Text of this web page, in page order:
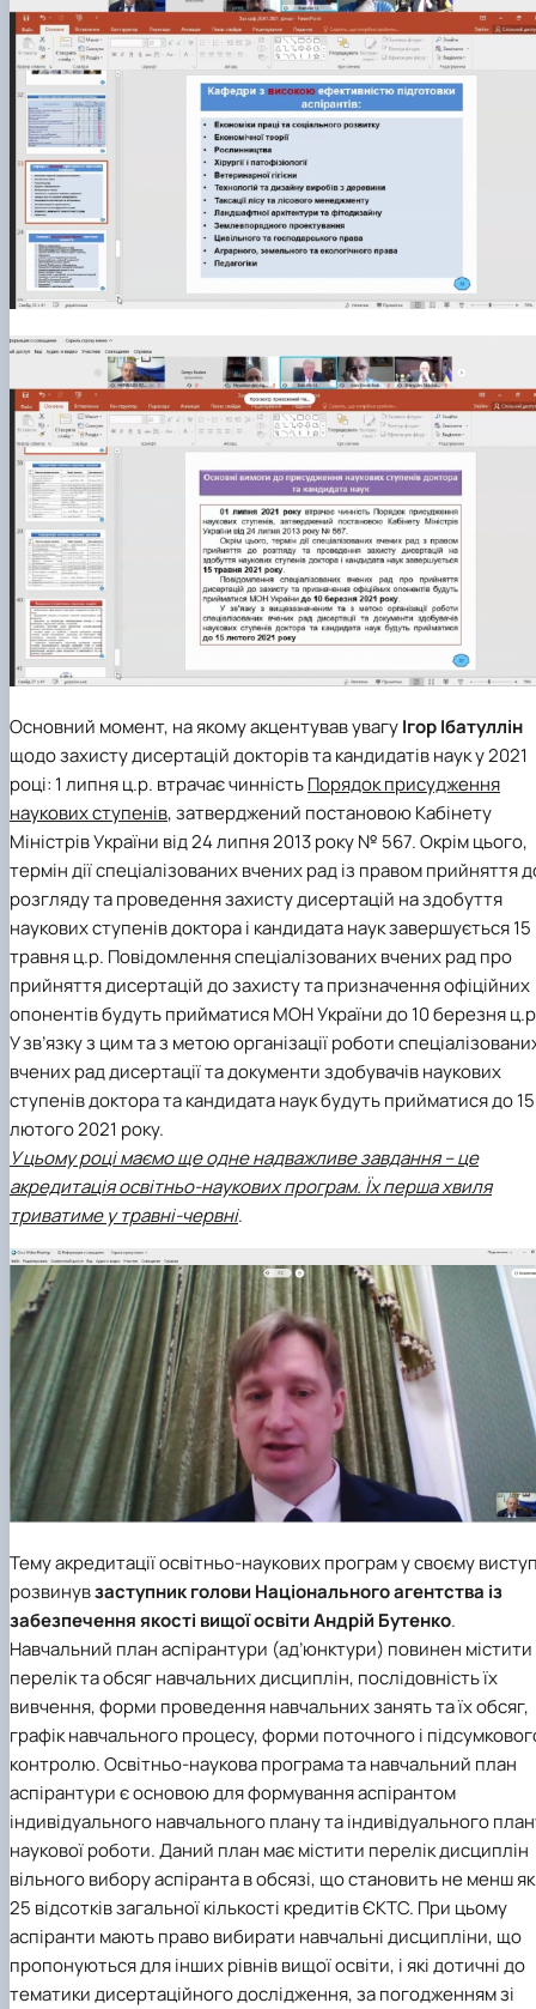
Основний момент, на якому акцентував увагуІгор Ібатуллін
щодо захисту дисертацій докторів та кандидатів наук у 2021
році: 1 липня ц.р. втрачає чинністьПорядок присудження
наукових ступенів, затверджений постановою Кабінету
Міністрів України від 24 липня 2013 року № 567. Окрім цього,
термін дії спеціалізованих вчених рад із правом прийняття
розгляду та проведення захисту дисертацій на здобуття
наукових ступенів доктора і кандидата наук завершується 15
травня ц.р. Повідомлення спеціалізованих вчених рад про
прийняття дисертацій до захисту та призначення офіційних
опонентів будуть прийматися МОН України до 10 березня
У зв’язку з цим та з метою організації роботи
вчених рад дисертації та документи здобувачів наукових
ступенів доктора та кандидата наук будуть прийматися до 15
лютого 2021 року.
У цьому році маємо ще одне надважливе завдання – це
акредитація освітньо-наукових програм. Їх перша хвиля
триватиме у травні-червні.
Тему акредитації освітньо-наукових програм у своєму
розвинувзаступник голови Національного агентства із
забезпечення якості вищої освітиАндрій Бутенко.
Навчальний план аспірантури (ад’юнктури) повинен містити
перелік та обсяг навчальних дисциплін, послідовність їх
вивчення, форми проведення навчальних занять та їх обсяг,
графік навчального процесу, форми поточного і
контролю. Освітньо-наукова програма та навчальний план
аспірантури є основою для формування аспірантом
індивідуального навчального плану та індивідуального
наукової роботи. Даний план має містити перелік дисциплін
вільного вибору аспіранта в обсязі, що становить не менш як
25 відсотків загальної кількості кредитів ЄКТС. При цьому
аспіранти мають право вибирати навчальні дисципліни, що
пропонуються для інших рівнів вищої освіти, і які дотичні до
тематики дисертаційного дослідження, за погодженням зі